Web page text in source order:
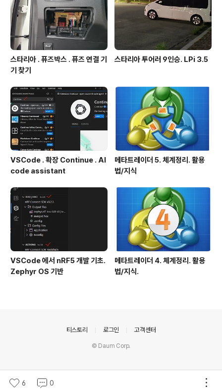
스타리아 . 퓨즈박스 . 퓨즈 연결 기
기 찾기
스타리아 투어러 9인승. LPi 3.5
VSCode . 확장 Continue . AI
code assistant
메타트레이더 5. 체계정리. 활용
법/지식
VSCode 에서 nRF5 개발 기초.
Zephyr OS 기반
메타트레이더 4. 체계정리. 활용
법/지식.
6 0
티스토리 로그인 고객센터
© Daum Corp.